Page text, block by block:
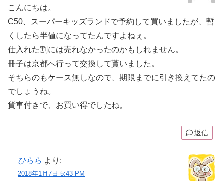
こんにちは。
C50、スーパーキッズランドで予約して買いましたが、暫
くしたら半値になってたんですよねぇ。
仕入れた割には売れなかったのかもしれません。
冊子は京都へ行って交換して貰いました。
そちらのもケース無しなので、期限までに引き換えてたの
でしょうね。
貨車付きで、お買い得でしたね。
返信
ひらら より:
2018年1月7日 5:43 PM